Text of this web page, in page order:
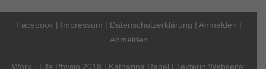
Work · Life Physio 2018 | Katharina Regel | Texterin Webseite:
Facebook | Impressum | Datenschutzerklärung | Anmelden |
Abmelden